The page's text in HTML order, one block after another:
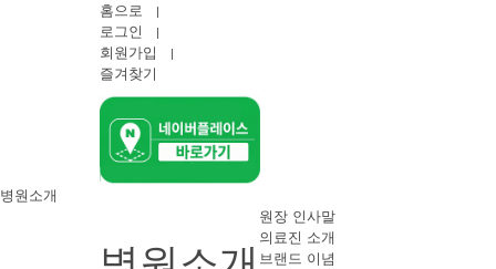
홈으로 |
로그인 |
회원가입 |
즐겨찾기
병원소개
원장 인사말
의료진 소개
브랜드 이념